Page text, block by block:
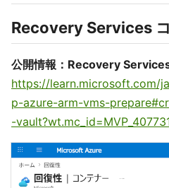
Recovery Services
公開情報：Recovery
https://learn.microsoft.com/
p-azure-arm-vms-
-